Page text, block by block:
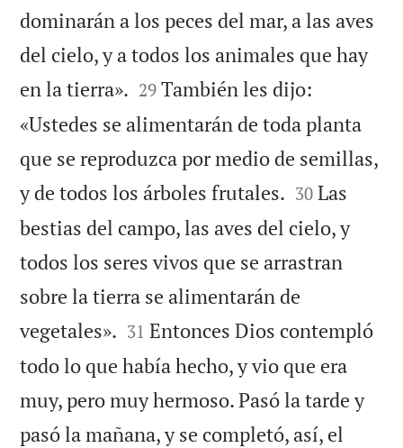
dominarán a los peces del mar, a las aves
del cielo, y a todos los animales que hay
en la tierra». 

29 También les dijo:
«Ustedes se alimentarán de toda planta
que se reproduzca por medio de semillas,
y de todos los árboles frutales. 

30 Las
bestias del campo, las aves del cielo, y
todos los seres vivos que se arrastran
sobre la tierra se alimentarán de
vegetales». 

31 Entonces Dios contempló
todo lo que había hecho, y vio que era
muy, pero muy hermoso. Pasó la tarde y
pasó la mañana, y se completó, así, el